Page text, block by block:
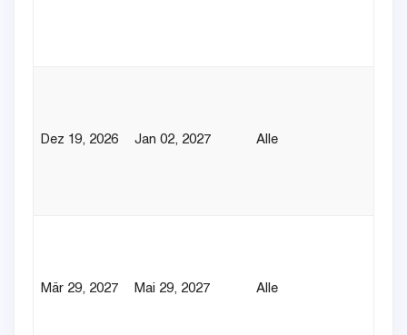
Dez 19, 2026 Jan 02, 2027 Alle
Mär 29, 2027 Mai 29, 2027 Alle